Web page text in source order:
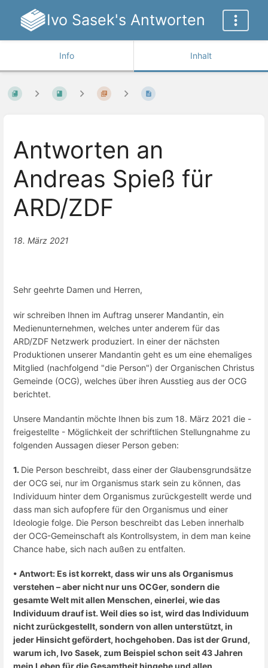
Ivo Sasek's Antworten
Info Inhalt
Antworten an
Andreas Spieß für
ARD/ZDF
18. März 2021
Sehr geehrte Damen und Herren,
wir schreiben Ihnen im Auftrag unserer Mandantin, ein
Medienunternehmen, welches unter anderem für das
ARD/ZDF Netzwerk produziert. In einer der nächsten
Produktionen unserer Mandantin geht es um eine ehemaliges
Mitglied (nachfolgend "die Person") der Organischen Christus
Gemeinde (OCG), welches über ihren Ausstieg aus der OCG
berichtet.
Unsere Mandantin möchte Ihnen bis zum 18. März 2021 die -
freigestellte - Möglichkeit der schriftlichen Stellungnahme zu
folgenden Aussagen dieser Person geben:
1. Die Person beschreibt, dass einer der Glaubensgrundsätze
der OCG sei, nur im Organismus stark sein zu können, das
Individuum hinter dem Organismus zurückgestellt werde und
dass man sich aufopfere für den Organismus und einer
Ideologie folge. Die Person beschreibt das Leben innerhalb
der OCG-Gemeinschaft als Kontrollsystem, in dem man keine
Chance habe, sich nach außen zu entfalten.
• Antwort: Es ist korrekt, dass wir uns als Organismus
verstehen – aber nicht nur uns OCGer, sondern die
gesamte Welt mit allen Menschen, einerlei, wie das
Individuum drauf ist. Weil dies so ist, wird das Individuum
nicht zurückgestellt, sondern von allen unterstützt, in
jeder Hinsicht gefördert, hochgehoben. Das ist der Grund,
warum ich, Ivo Sasek, zum Beispiel schon seit 43 Jahren